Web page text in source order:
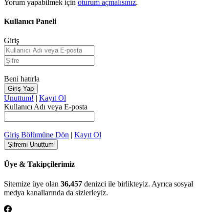
Yorum yapabilmek için oturum açmalısınız.
Kullanıcı Paneli
Giriş
Beni hatırla
Unuttum! | Kayıt Ol
Kullanıcı Adı veya E-posta
Giriş Bölümüne Dön | Kayıt Ol
Üye & Takipçilerimiz
Sitemize üye olan 36,457 denizci ile birlikteyiz. Ayrıca sosyal
medya kanallarında da sizlerleyiz.